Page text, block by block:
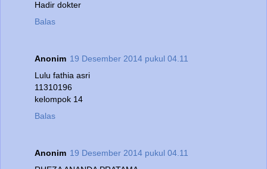
Hadir dokter
Balas
Anonim 19 Desember 2014 pukul 04.11
Lulu fathia asri
11310196
kelompok 14
Balas
Anonim 19 Desember 2014 pukul 04.11